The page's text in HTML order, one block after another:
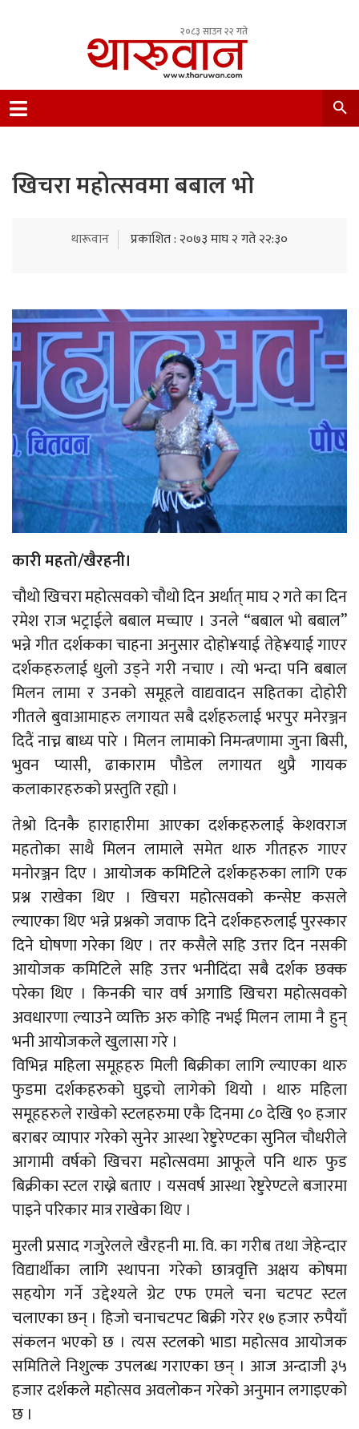
२०८३ साउन २२ गते
Nepal.
खिचरा महोत्सवमा बबाल भो
थारूवान प्रकाशित : २०७३ माघ २ गते २२:३०
कारी महतो/खैरहनी।
चौथो खिचरा महोत्सवको चौथो दिन अर्थात् माघ २ गते का दिन
रमेश राज भट्राईले बबाल मच्चाए । उनले “बबाल भो बबाल”
भन्ने गीत दर्शकका चाहना अनुसार दोहो¥याई तेहे¥याई गाएर
दर्शकहरुलाई धुलो उड्ने गरी नचाए । त्यो भन्दा पनि बबाल
मिलन लामा र उनको समूहले वाद्यवादन सहितका दोहोरी
गीतले बुवाआमाहरु लगायत सबै दर्शहरुलाई भरपुर मनेरञ्जन
दिदैं नाच्न बाध्य पारे । मिलन लामाको निमन्त्रणामा जुना बिसी,
भुवन प्यासी, ढाकाराम पौडेल लगायत थुप्रै गायक
कलाकारहरुको प्रस्तुति रह्यो ।
तेश्रो दिनकै हाराहारीमा आएका दर्शकहरुलाई केशवराज
महतोका साथै मिलन लामाले समेत थारु गीतहरु गाएर
मनोरञ्जन दिए । आयोजक कमिटिले दर्शकहरुका लागि एक
प्रश्न राखेका थिए । खिचरा महोत्सवको कन्सेप्ट कसले
ल्याएका थिए भन्ने प्रश्नको जवाफ दिने दर्शकहरुलाई पुरस्कार
दिने घोषणा गरेका थिए । तर कसैले सहि उत्तर दिन नसकी
आयोजक कमिटिले सहि उत्तर भनीदिंदा सबै दर्शक छक्क
परेका थिए । किनकी चार वर्ष अगाडि खिचरा महोत्सवको
अवधारणा ल्याउने व्यक्ति अरु कोहि नभई मिलन लामा नै हुन्
भनी आयोजकले खुलासा गरे ।
विभिन्न महिला समूहहरु मिली बिक्रीका लागि ल्याएका थारु
फुडमा दर्शकहरुको घुइचो लागेको थियो । थारु महिला
समूहहरुले राखेको स्टलहरुमा एकै दिनमा ८० देखि ९० हजार
बराबर व्यापार गरेको सुनेर आस्था रेष्टुरेण्टका सुनिल चौधरीले
आगामी वर्षको खिचरा महोत्सवमा आफूले पनि थारु फुड
बिक्रीका स्टल राख्ने बताए । यसवर्ष आस्था रेष्टुरेण्टले बजारमा
पाइने परिकार मात्र राखेका थिए ।
मुरली प्रसाद गजुरेलले खैरहनी मा. वि. का गरीब तथा जेहेन्दार
विद्यार्थीका लागि स्थापना गरेको छात्रवृत्ति अक्षय कोषमा
सहयोग गर्ने उद्देश्यले ग्रेट एफ एमले चना चटपट स्टल
चलाएका छन् । हिजो चनाचटपट बिक्री गरेर १७ हजार रुपैयाँ
संकलन भएको छ । त्यस स्टलको भाडा महोत्सव आयोजक
समितिले निशुल्क उपलब्ध गराएका छन् । आज अन्दाजी ३५
हजार दर्शकले महोत्सव अवलोकन गरेको अनुमान लगाइएको
छ ।